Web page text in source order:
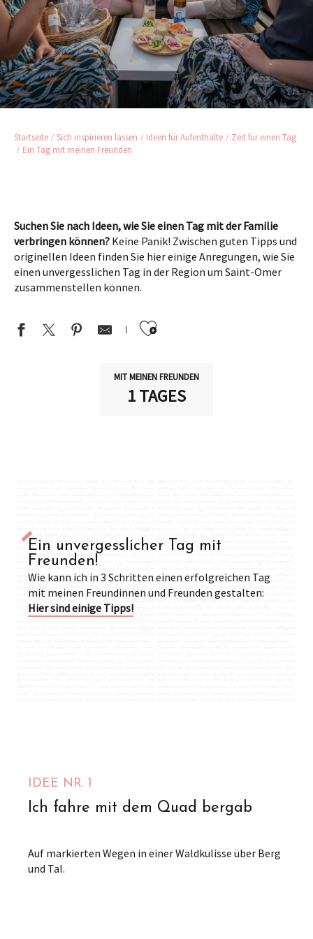
Startseite Sich inspirieren lassen Ideen für Aufenthalte
Zeit für einen Tag
Ein Tag mit meinen Freunden
Suchen Sie nach Ideen, wie Sie einen Tag mit der Familie
verbringen können? Keine Panik! Zwischen guten Tipps und
originellen Ideen finden Sie hier einige Anregungen, wie Sie
einen unvergesslichen Tag in der Region um Saint-Omer
zusammenstellen können.
Ajouter aux
MIT MEINEN FREUNDEN
1 TAGES
Ein unvergesslicher Tag mit
Freunden!
Wie kann ich in 3 Schritten einen erfolgreichen Tag
mit meinen Freundinnen und Freunden gestalten:
Hier sind einige Tipps!
IDEE NR. 1
Ich fahre mit dem Quad bergab
Auf markierten Wegen in einer Waldkulisse über Berg
und Tal.